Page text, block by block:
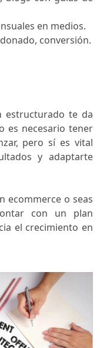
en medios.
conversión.
estructurado te da
es necesario tener
pero sí es vital
y adaptarte
ecommerce o seas
con un plan
el crecimiento en